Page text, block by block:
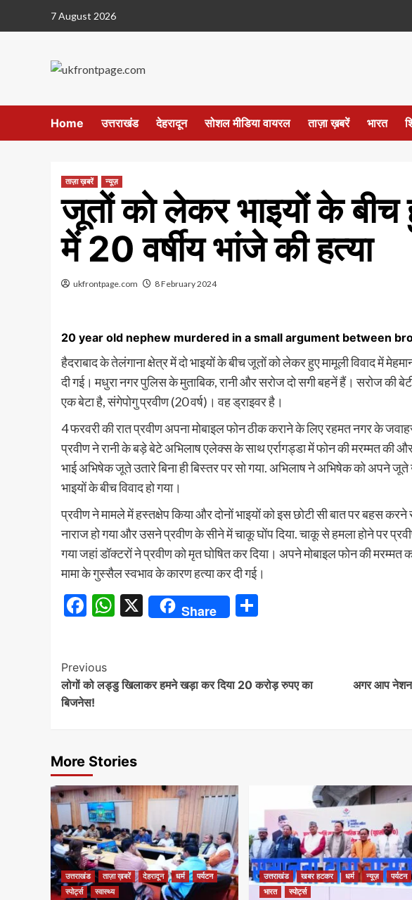
7 August 2026
Home उत्तराखंड देहरादून सोशल मीडिया वायरल ताज़ा ख़बरें भारत
ताज़ा ख़बरें न्यूज़
जूतों को लेकर भाइयों के बीच
में 20 वर्षीय भांजे की हत्या
ukfrontpage.com 8 February 2024
20 year old nephew murdered in a small argument between
हैदराबाद के तेलंगाना क्षेत्र में दो भाइयों के बीच जूतों को लेकर हुए मामूली विवाद में
दी गई। मधुरा नगर पुलिस के मुताबिक, रानी और सरोज दो सगी बहनें हैं। सरोज की बेटी
एक बेटा है, संगेपोगु प्रवीण (20 वर्ष)। वह ड्राइवर है।
4 फरवरी की रात प्रवीण अपना मोबाइल फोन ठीक कराने के लिए रहमत नगर के
प्रवीण ने रानी के बड़े बेटे अभिलाष एलेक्स के साथ एर्रागड्डा में फोन की मरम्मत की
भाई अभिषेक जूते उतारे बिना ही बिस्तर पर सो गया. अभिलाष ने अभिषेक को अपने
भाइयों के बीच विवाद हो गया।
प्रवीण ने मामले में हस्तक्षेप किया और दोनों भाइयों को इस छोटी सी बात पर बहस
नाराज हो गया और उसने प्रवीण के सीने में चाकू घोंप दिया. चाकू से हमला होने पर
गया जहां डॉक्टरों ने प्रवीण को मृत घोषित कर दिया। अपने मोबाइल फोन की
मामा के गुस्सैल स्वभाव के कारण हत्या कर दी गई।
Facebook
WhatsApp
X Share
Continue
Reading
Previous
लोगों को लड्डु खिलाकर हमने खड़ा कर दिया 20 करोड़ रुपए का
बिजनेस!
अगर आप
More Stories
उत्तराखंड ताज़ा ख़बरें देहरादून धर्म
पर्यटन
स्पोर्ट्स
स्वास्थ्य
उत्तराखंड खबर हटकर धर्म न्यूज़
पर्यटन
भारत
स्पोर्ट्स